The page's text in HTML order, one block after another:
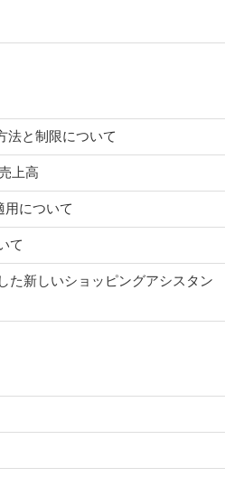
法と制限について
上高
用について
て
た新しいショッピングアシスタン